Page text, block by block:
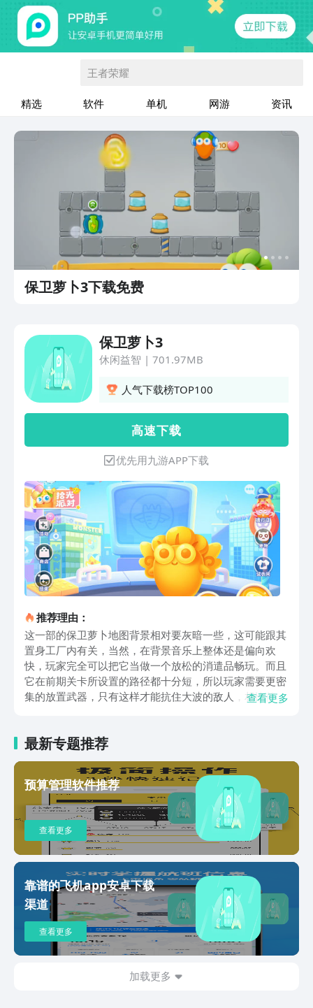
王者荣耀
精选 软件 单机 网游 资讯
保卫萝卜3下载免费
保卫萝卜3
休闲益智 | 701.97MB
人气下载榜TOP100
高 速 下 载
优先用九游APP下载
推荐理由：
这一部的保卫萝卜地图背景相对要灰暗一些，这可能跟其
置身工厂内有关，当然，在背景音乐上整体还是偏向欢
快，玩家完全可以把它当做一个放松的消遣品畅玩。而且
它在前期关卡所设置的路径都十分短，所以玩家需要更密
集的放置武器，只有这样才能抗住大波的敌人，相比前
列游戏相同，玩家需要不断进行闯关，每个关卡都会出现
4波左右的怪物，这些怪物的外形十分丰富，几乎每一波
的怪物都与上一波不重样，当然，在前期它们的战力不算
强，所以摆上一些武器很轻松就能击溃。这一代对于等级
和通关的奖励会更加重视，每次过关都能得到一些经验和
金币。等级升上去以后，可以解锁更多的关卡和武器设
施，金币则是用于购买这些设施，说到武器设施，该版本
的保卫萝卜不只场景建立在了工厂，许多武器的身上也都
能看见工厂风格，像废电池，噪音等等污染物都将具现化
对想要袭击萝卜的怪物们造成伤害。而萝卜的血量是有限
的，最多只有十滴血，每次攻击都会减少，减至零时游戏
就宣告失败了。好了，以上就是“保卫萝卜3下载免费”的
全部内容，这个游戏在地图场景和武器种类上都十分有创
意，而且闯关玩法也相对好上手，相信对于不少朋友来说
都已是翘首以盼，那么大家现在就点击前文链接去豌豆荚
查看更多
最新专题推荐
预算管理软件推荐
查看更多
靠谱的飞机app安卓下载
渠道
查看更多
加载更多